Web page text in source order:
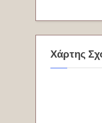
Χάρτης